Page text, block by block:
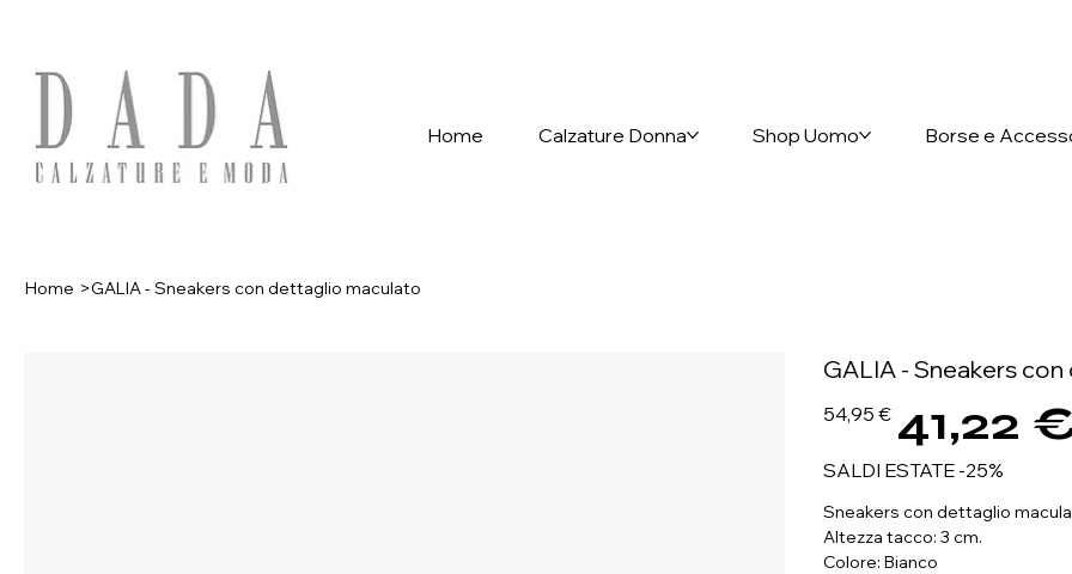
Home Calzature Donna Shop Uomo Borse e
Home >GALIA - Sneakers con dettaglio maculato
GALIA - Sneakers
Prezzo
originale
54,95 €
scontato
41,22
SALDI ESTATE -25%
Sneakers con dettaglio
Altezza tacco: 3 cm.
Colore: Bianco